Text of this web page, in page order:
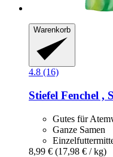
Warenkorb
4.8 (16)
Stiefel Fenchel ,
Gutes für
Ganze Samen
8,99 € (17,98 € / kg)